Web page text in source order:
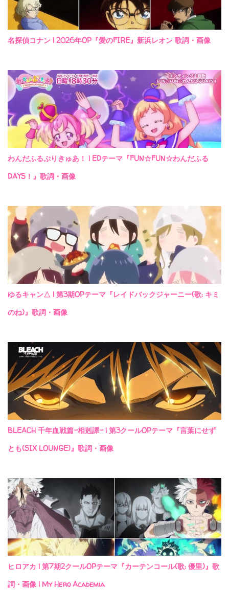
名探偵コナン | 2026年OP『愛のFIRE』新浜レオン 歌詞・画像
わんだふるぷりきゅあ！ | EDテーマ『FUN☆FUN☆わんだふる
DAYS！』歌詞・画像
ゆるキャン△ | 第3期OPテーマ『レイドバックジャーニー(歌: キミ
のね)』歌詞・画像
BLEACH 千年血戦篇-相剋譚- | 第3クールOPテーマ『言葉にせず
とも(SIX LOUNGE)』歌詞・画像
ヒロアカ | 第7期2クールOPテーマ『カーテンコール(歌: 優里)』歌
詞・画像 | My Hero Academia